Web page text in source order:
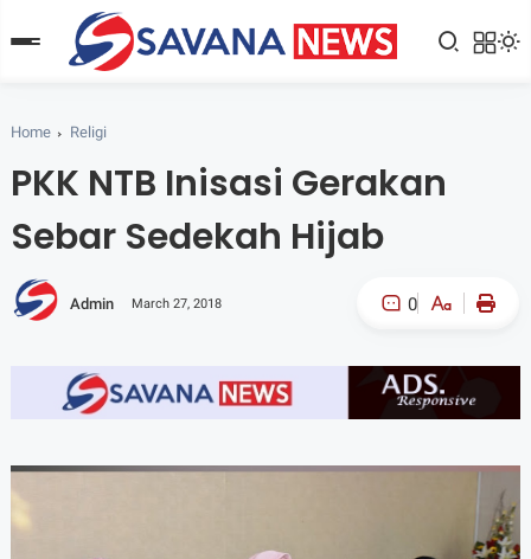
Home Religi
PKK NTB Inisasi Gerakan
Sebar Sedekah Hijab
Admin March 27, 2018 0
A- A+